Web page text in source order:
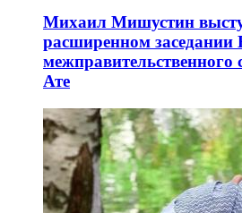
Михаил Мишустин
расширенном заседании
межправительственного
Ате